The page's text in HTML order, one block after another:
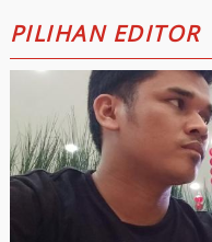
PILIHAN EDITOR